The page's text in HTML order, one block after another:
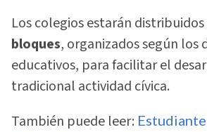
Los colegios estarán distribuidos
bloques, organizados según los
educativos, para facilitar el
tradicional actividad cívica.
También puede leer: